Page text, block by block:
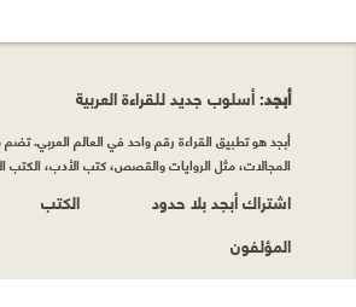
أبجد: أسلوب جديد للقراءة العربية
أبجد هو تطبيق القراءة رقم واحد في العالم العربي.
المجالات، مثل الروايات والقصص، كتب الأدب، الكتب
اشتراك أبجد بلا حدود
المؤلفون
الكتب